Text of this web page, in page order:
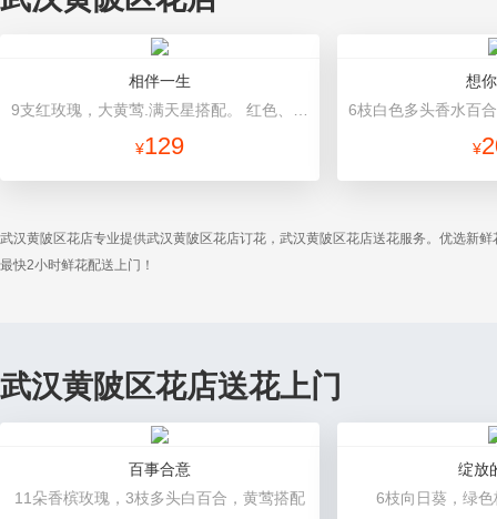
相伴一生
¥129
想
¥
武汉黄陂区花店专业提供武汉黄陂区花店订花，武汉黄陂区花店送花服务。优选新
最快2小时鲜花配送上门！
武汉黄陂区花店送花上门
百事合意
11朵香槟玫瑰，3枝多头白百合，黄莺搭配
绽放
6枝向日葵，绿